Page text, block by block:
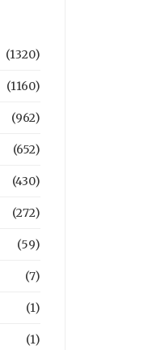
(1320)
(1160)
(962)
(652)
(430)
(272)
(59)
(7)
(1)
(1)